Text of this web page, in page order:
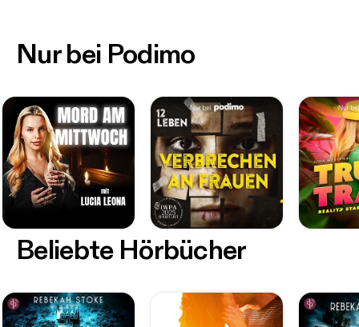
Nur bei Podimo
Beliebte Hörbücher